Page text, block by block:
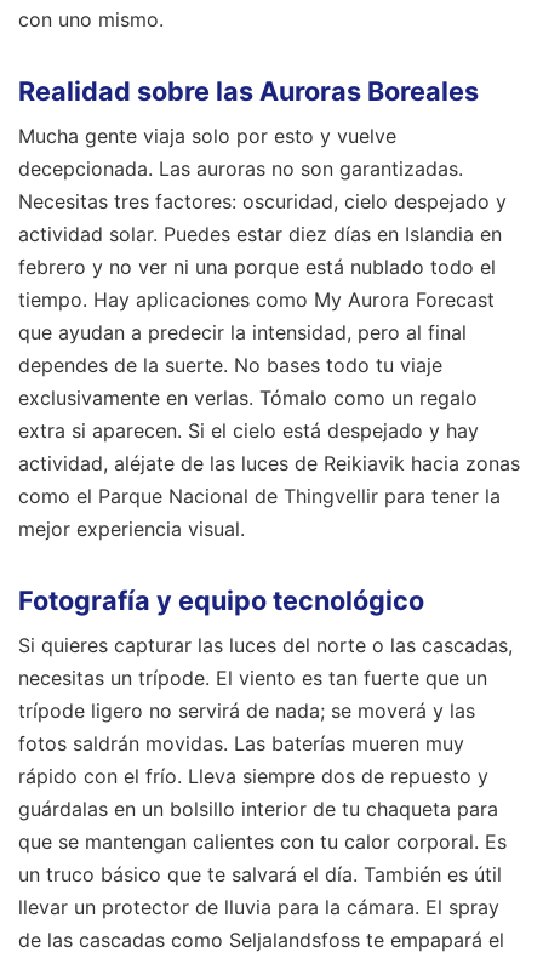
con uno mismo.
Realidad sobre las Auroras Boreales
Mucha gente viaja solo por esto y vuelve
decepcionada. Las auroras no son garantizadas.
Necesitas tres factores: oscuridad, cielo despejado y
actividad solar. Puedes estar diez días en Islandia en
febrero y no ver ni una porque está nublado todo el
tiempo. Hay aplicaciones como My Aurora Forecast
que ayudan a predecir la intensidad, pero al final
dependes de la suerte. No bases todo tu viaje
exclusivamente en verlas. Tómalo como un regalo
extra si aparecen. Si el cielo está despejado y hay
actividad, aléjate de las luces de Reikiavik hacia zonas
como el Parque Nacional de Thingvellir para tener la
mejor experiencia visual.
Fotografía y equipo tecnológico
Si quieres capturar las luces del norte o las cascadas,
necesitas un trípode. El viento es tan fuerte que un
trípode ligero no servirá de nada; se moverá y las
fotos saldrán movidas. Las baterías mueren muy
rápido con el frío. Lleva siempre dos de repuesto y
guárdalas en un bolsillo interior de tu chaqueta para
que se mantengan calientes con tu calor corporal. Es
un truco básico que te salvará el día. También es útil
llevar un protector de lluvia para la cámara. El spray
de las cascadas como Seljalandsfoss te empapará el